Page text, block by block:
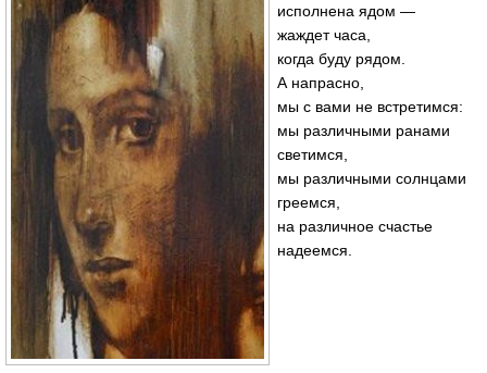
исполнена ядом —
жаждет часа,
когда буду рядом.
А напрасно,
мы с вами не встретимся:
мы различными ранами
светимся,
мы различными солнцами
греемся,
на различное счастье
надеемся.